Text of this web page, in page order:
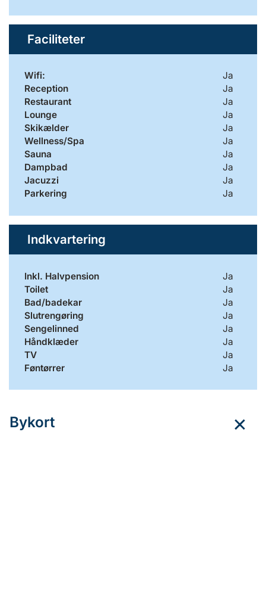
Faciliteter
Wifi:
Ja
Reception
Ja
Restaurant
Ja
Lounge
Ja
Skikælder
Ja
Wellness/Spa
Ja
Sauna
Ja
Dampbad
Ja
Jacuzzi
Ja
Parkering
Ja
Indkvartering
Inkl. Halvpension
Ja
Toilet
Ja
Bad/badekar
Ja
Slutrengøring
Ja
Sengelinned
Ja
Håndklæder
Ja
TV
Ja
Føntørrer
Ja
Bykort